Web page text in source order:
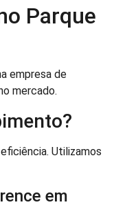
Parque
empresa de
mercado.
Utilizamos
em